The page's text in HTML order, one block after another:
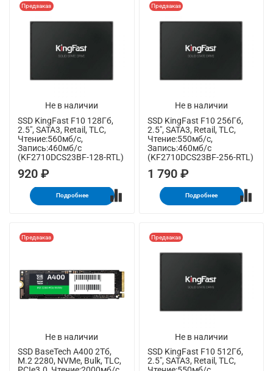
Не в наличии
Предзаказ
SSD KingFast F10 128Гб,
2.5", SATA3, Retail, TLC,
Чтение:560мб/с,
Запись:460мб/с
(KF2710DCS23BF-128-RTL)
920 ₽
Подробнее
Не в наличии
Предзаказ
SSD KingFast F10 256Гб,
2.5", SATA3, Retail, TLC,
Чтение:550мб/с,
Запись:460мб/с
(KF2710DCS23BF-256-RTL)
1 790 ₽
Подробнее
Не в наличии
Предзаказ
SSD BaseTech A400 2Тб,
M.2 2280, NVMe, Bulk, TLC,
Не в наличии
Предзаказ
SSD KingFast F10 512Гб,
2.5", SATA3, Retail, TLC,